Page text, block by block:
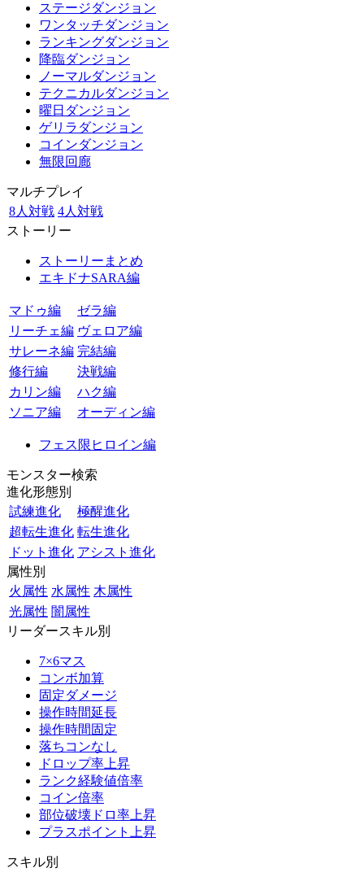
ステージダンジョン
ワンタッチダンジョン
ランキングダンジョン
降臨ダンジョン
ノーマルダンジョン
テクニカルダンジョン
曜日ダンジョン
ゲリラダンジョン
コインダンジョン
無限回廊
マルチプレイ
8人対戦 4人対戦
ストーリー
ストーリーまとめ
エキドナSARA編
マドゥ編
ゼラ編
リーチェ編 ヴェロア編
サレーネ編 完結編
修行編
決戦編
カリン編
ハク編
ソニア編
オーディン編
フェス限ヒロイン編
モンスター検索
進化形態別
試練進化
極醒進化
超転生進化 転生進化
ドット進化 アシスト進化
属性別
火属性 水属性 木属性
光属性 闇属性
リーダースキル別
7×6マス
コンボ加算
固定ダメージ
操作時間延長
操作時間固定
落ちコンなし
ドロップ率上昇
ランク経験値倍率
コイン倍率
部位破壊ドロ率上昇
プラスポイント上昇
スキル別